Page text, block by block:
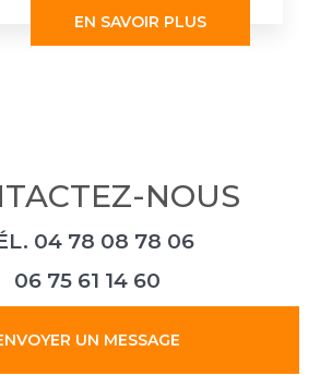
EN SAVOIR PLUS
NOUS
04 78 08 78 06
06 75 61 14 60
UN MESSAGE